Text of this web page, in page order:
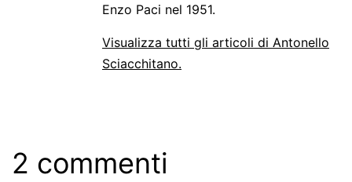
Enzo Paci nel 1951.
Visualizza tutti gli articoli di Antonello
Sciacchitano.
2 commenti